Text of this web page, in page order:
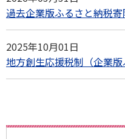
過去企業版ふるさと納税
2025年10月01日
地方創生応援税制（企業版